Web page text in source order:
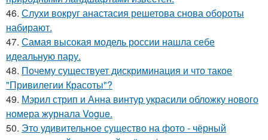
46. Слухи вокруг анастасия решетова снова обороты
набирают.
47. Самая высокая модель россии нашла себе
идеальную пару.
48. Почему существует дискриминация и что такое
"Привилегии Красоты"?
49. Мэрил стрип и Анна винтур украсили обложку нового
номера журнала Vogue.
50. Это удивительное существо на фото - чёрный